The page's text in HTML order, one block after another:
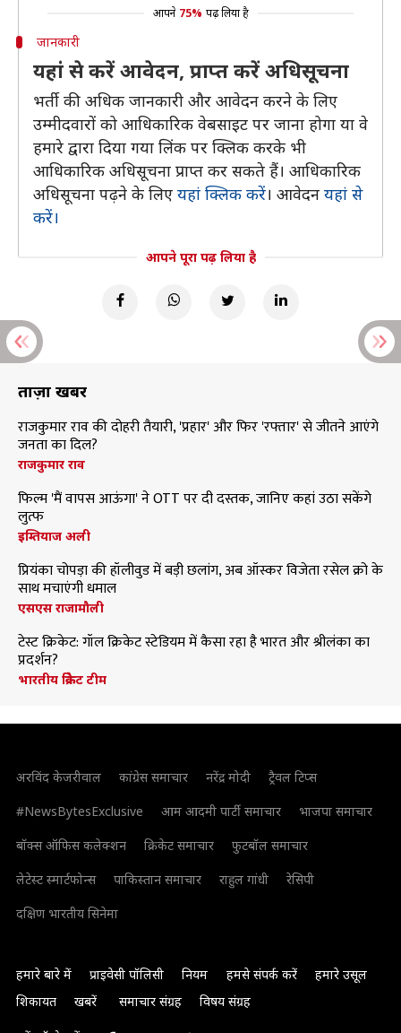
आपने 75% पढ़ लिया है
जानकारी
यहां से करें आवेदन, प्राप्त करें अधिसूचना
भर्ती की अधिक जानकारी और आवेदन करने के लिए
उम्मीदवारों को आधिकारिक वेबसाइट पर जाना होगा या वे
हमारे द्वारा दिया गया लिंक पर क्लिक करके भी
आधिकारिक अधिसूचना प्राप्त कर सकते हैं। आधिकारिक
अधिसूचना पढ़ने के लिए यहां क्लिक करें। आवेदन यहां से
करें।
आपने पूरा पढ़ लिया है
ताज़ा खबरें
राजकुमार राव की दोहरी तैयारी, 'प्रहार' और फिर 'रफ्तार' से जीतने आएंगे
जनता का दिल?
राजकुमार राव
फिल्म 'मैं वापस आऊंगा' ने OTT पर दी दस्तक, जानिए कहां उठा सकेंगे
लुत्फ
इम्तियाज अली
प्रियंका चोपड़ा की हॉलीवुड में बड़ी छलांग, अब ऑस्कर विजेता रसेल क्रो के
साथ मचाएंगी धमाल
एसएस राजामौली
टेस्ट क्रिकेट: गॉल क्रिकेट स्टेडियम में कैसा रहा है भारत और श्रीलंका का
प्रदर्शन?
भारतीय क्रिकेट टीम
अरविंद केजरीवाल कांग्रेस समाचार नरेंद्र मोदी
ट्रैवल टिप्स
#NewsBytesExclusive
आम आदमी पार्टी समाचार
भाजपा समाचार
बॉक्स ऑफिस कलेक्शन
क्रिकेट समाचार
फुटबॉल समाचार
लेटेस्ट स्मार्टफोन्स
पाकिस्तान समाचार राहुल गांधी
रेसिपी
दक्षिण भारतीय सिनेमा
हमारे बारे में प्राइवेसी पॉलिसी नियम हमसे संपर्क करें
हमारे उसूल
शिकायत
खबरें समाचार संग्रह विषय संग्रह